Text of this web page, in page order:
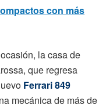
con más
la casa de
que regresa
Ferrari 849
mecánica de más de